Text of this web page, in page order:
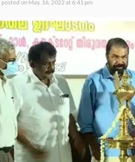
posted on May. 16, 2022 at 6:41 pm